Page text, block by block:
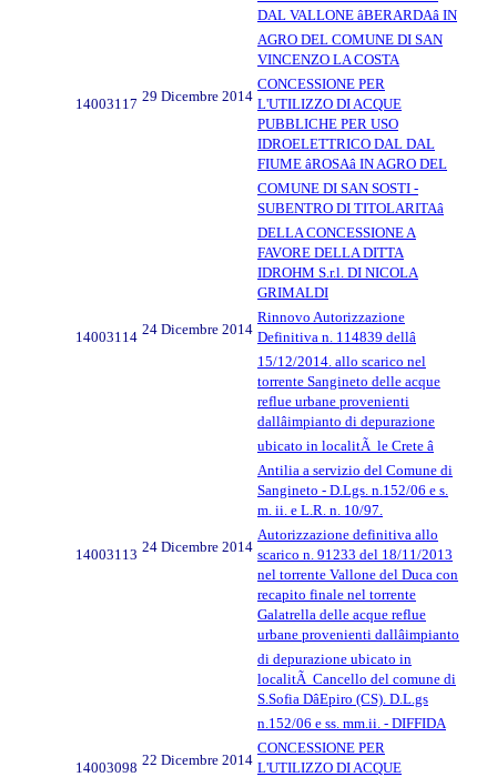
DAL VALLONE âBERARDAâ IN
AGRO DEL COMUNE DI SAN
VINCENZO LA COSTA
14003117 29 Dicembre 2014
CONCESSIONE PER
L'UTILIZZO DI ACQUE
PUBBLICHE PER USO
IDROELETTRICO DAL DAL
FIUME âROSAâ IN AGRO DEL
COMUNE DI SAN SOSTI -
SUBENTRO DI TITOLARITAâ
DELLA CONCESSIONE A
FAVORE DELLA DITTA
IDROHM S.r.l. DI NICOLA
GRIMALDI
14003114 24 Dicembre 2014
Rinnovo Autorizzazione
Definitiva n. 114839 dellâ
15/12/2014. allo scarico nel
torrente Sangineto delle acque
reflue urbane provenienti
dallâimpianto di depurazione
ubicato in localitÃ le Crete â
Antilia a servizio del Comune di
Sangineto - D.Lgs. n.152/06 e s.
m. ii. e L.R. n. 10/97.
14003113 24 Dicembre 2014
Autorizzazione definitiva allo
scarico n. 91233 del 18/11/2013
nel torrente Vallone del Duca con
recapito finale nel torrente
Galatrella delle acque reflue
urbane provenienti dallâimpianto
di depurazione ubicato in
localitÃ Cancello del comune di
S.Sofia DâEpiro (CS). D.L.gs
n.152/06 e ss. mm.ii. - DIFFIDA
14003098 22 Dicembre 2014
CONCESSIONE PER
L'UTILIZZO DI ACQUE